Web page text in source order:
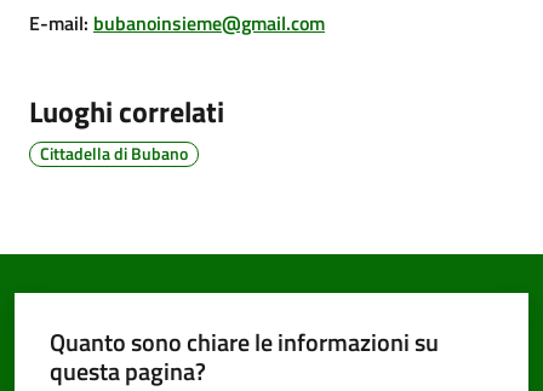
Servizi
on-
line
gli
argomenti
E-mail: bubanoinsieme@gmail.com
Luoghi correlati
Cittadella di Bubano
Quanto sono chiare le informazioni su
questa pagina?